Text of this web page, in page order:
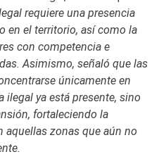
requiere una presencia
en el territorio, así como la
con competencia e
Asimismo, señaló que las
únicamente en
ya está presente, sino
fortaleciendo la
aquellas zonas que aún no